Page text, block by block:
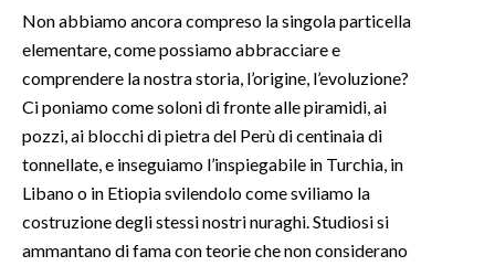
Non abbiamo ancora compreso la singola particella
elementare, come possiamo abbracciare e
comprendere la nostra storia, l’origine, l’evoluzione?
Ci poniamo come soloni di fronte alle piramidi, ai
pozzi, ai blocchi di pietra del Perù di centinaia di
tonnellate, e inseguiamo l’inspiegabile in Turchia, in
Libano o in Etiopia svilendolo come sviliamo la
costruzione degli stessi nostri nuraghi. Studiosi si
ammantano di fama con teorie che non considerano